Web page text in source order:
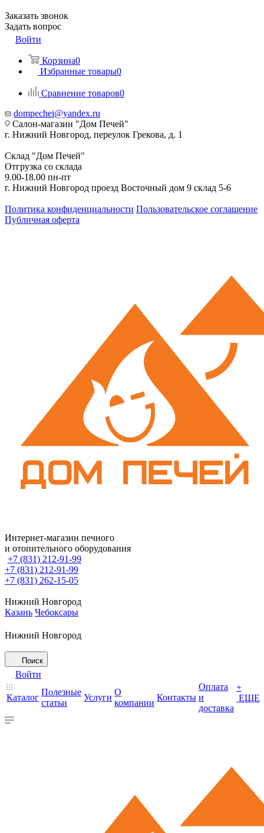
Заказать звонок
Задать вопрос
Войти
Корзина0
Избранные товары0
Сравнение товаров0
dompechei@yandex.ru
Салон-магазин "Дом Печей"
г. Нижний Новгород, переулок Грекова, д. 1
Склад "Дом Печей"
Отгрузка со склада
9.00-18.00 пн-пт
г. Нижний Новгород проезд Восточный дом 9 склад 5-6
Политика конфиденциальности Пользовательское соглашение
Публичная оферта
Интернет-магазин печного
и отопительного оборудования
+7 (831) 212-91-99
+7 (831) 212-91-99
+7 (831) 262-15-05
Нижний Новгород
Казань Чебоксары
Нижний Новгород
Поиск
Войти
Каталог
Полезные
статьи
Услуги
О
компании
Контакты
Оплата
и
доставка
+
ЕЩЕ